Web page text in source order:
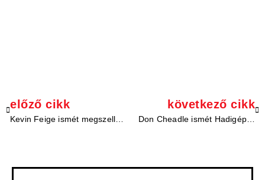
előző cikk
Kevin Feige ismét megszellőztette Nova élőszereplős bemutatkozását
következő cikk
Don Cheadle ismét Hadigép páncéljába bújik A Sólyom és a Tél Katonájában